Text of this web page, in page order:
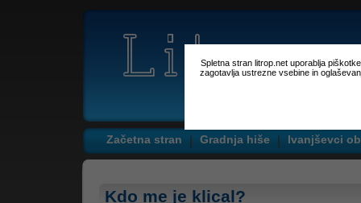
Spletna stran litrop.net uporablja
zagotavlja ustrezne vsebine in
Začetna stran Gradnja hiše Ivanjševci
Kdo me je klical?